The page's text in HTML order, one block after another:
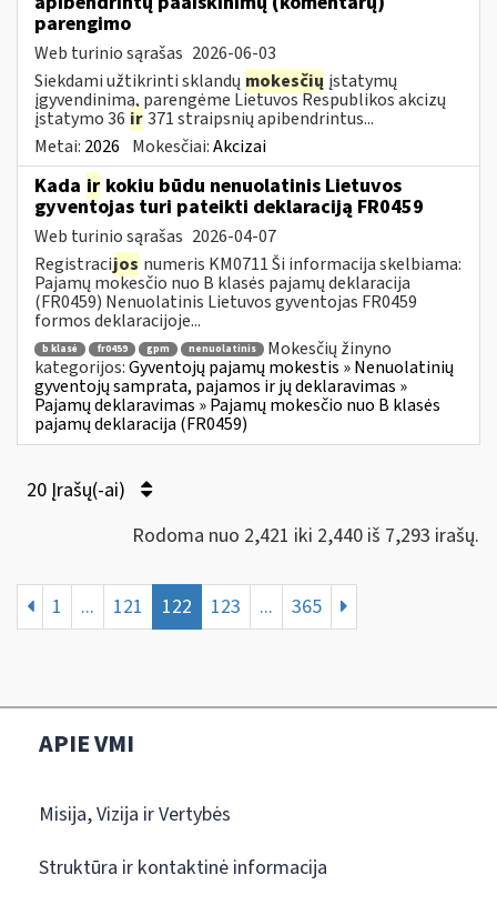
parengimo
Web turinio sąrašas 2026-06-03
Siekdami užtikrinti sklandų mokesčių įstatymų
įgyvendinimą, parengėme Lietuvos Respublikos akcizų
įstatymo 36 ir371 straipsnių apibendrintus...
Metai: 2026 Mokesčiai:Akcizai
Kada ir kokiu būdu nenuolatinis Lietuvos
gyventojas turi pateikti deklaraciją FR0459
Web turinio sąrašas 2026-04-07
Registracijos numeris KM0711 Ši informacija skelbiama:
Pajamų mokesčio nuo B klasės pajamų deklaracija
(FR0459) Nenuolatinis Lietuvos gyventojas FR0459
formos deklaracijoje...
b klasė fr0459 gpm nenuolatinis
Mokesčių žinyno
kategorijos:Gyventojų pajamų mokestis » Nenuolatinių
gyventojų samprata, pajamos ir jų deklaravimas »
Pajamų deklaravimas » Pajamų mokesčio nuo B klasės
pajamų deklaracija (FR0459)
20 Įrašų(-ai)
Rodoma nuo 2,421 iki 2,440 iš 7,293 irašų.
1 ... 121 122 123 ... 365
APIE VMI
Misija, Vizija ir Vertybės
Struktūra ir kontaktinė informacija